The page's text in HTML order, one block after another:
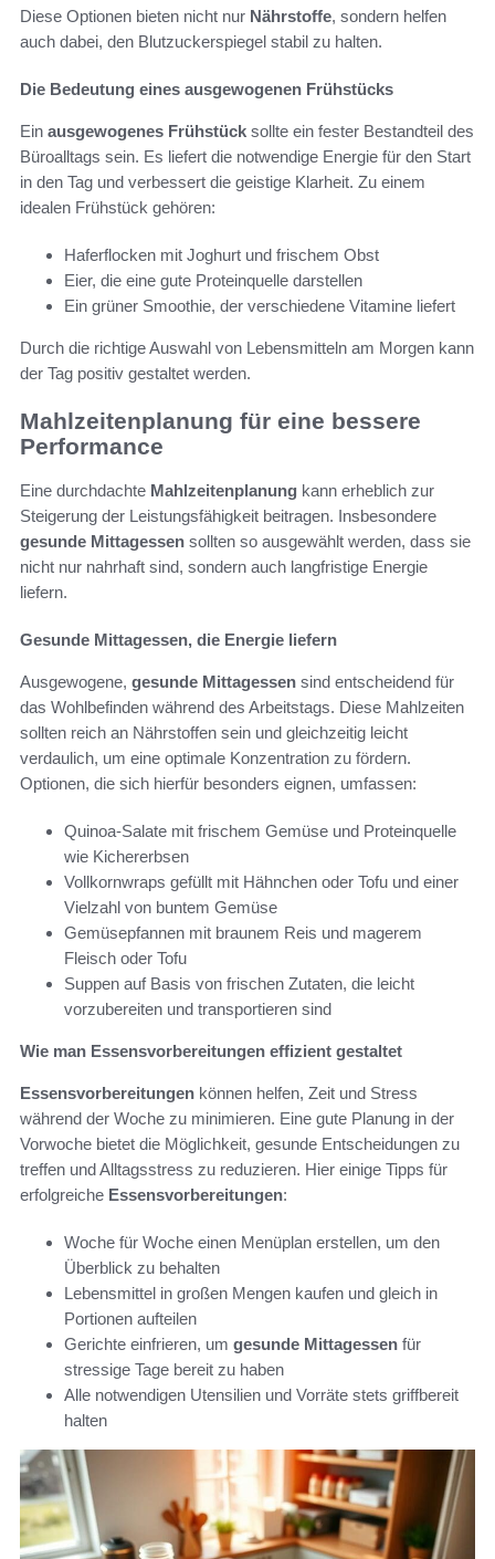
Diese Optionen bieten nicht nur Nährstoffe, sondern helfen
auch dabei, den Blutzuckerspiegel stabil zu halten.
Die Bedeutung eines ausgewogenen Frühstücks
Ein ausgewogenes Frühstück sollte ein fester Bestandteil des
Büroalltags sein. Es liefert die notwendige Energie für den Start
in den Tag und verbessert die geistige Klarheit. Zu einem
idealen Frühstück gehören:
Haferflocken mit Joghurt und frischem Obst
Eier, die eine gute Proteinquelle darstellen
Ein grüner Smoothie, der verschiedene Vitamine liefert
Durch die richtige Auswahl von Lebensmitteln am Morgen kann
der Tag positiv gestaltet werden.
Mahlzeitenplanung für eine bessere
Performance
Eine durchdachte Mahlzeitenplanung kann erheblich zur
Steigerung der Leistungsfähigkeit beitragen. Insbesondere
gesunde Mittagessen sollten so ausgewählt werden, dass sie
nicht nur nahrhaft sind, sondern auch langfristige Energie
liefern.
Gesunde Mittagessen, die Energie liefern
Ausgewogene, gesunde Mittagessen sind entscheidend für
das Wohlbefinden während des Arbeitstags. Diese Mahlzeiten
sollten reich an Nährstoffen sein und gleichzeitig leicht
verdaulich, um eine optimale Konzentration zu fördern.
Optionen, die sich hierfür besonders eignen, umfassen:
Quinoa-Salate mit frischem Gemüse und Proteinquelle
wie Kichererbsen
Vollkornwraps gefüllt mit Hähnchen oder Tofu und einer
Vielzahl von buntem Gemüse
Gemüsepfannen mit braunem Reis und magerem
Fleisch oder Tofu
Suppen auf Basis von frischen Zutaten, die leicht
vorzubereiten und transportieren sind
Wie man Essensvorbereitungen effizient gestaltet
Essensvorbereitungen können helfen, Zeit und Stress
während der Woche zu minimieren. Eine gute Planung in der
Vorwoche bietet die Möglichkeit, gesunde Entscheidungen zu
treffen und Alltagsstress zu reduzieren. Hier einige Tipps für
erfolgreiche Essensvorbereitungen:
Woche für Woche einen Menüplan erstellen, um den
Überblick zu behalten
Lebensmittel in großen Mengen kaufen und gleich in
Portionen aufteilen
Gerichte einfrieren, um gesunde Mittagessen für
stressige Tage bereit zu haben
Alle notwendigen Utensilien und Vorräte stets griffbereit
halten